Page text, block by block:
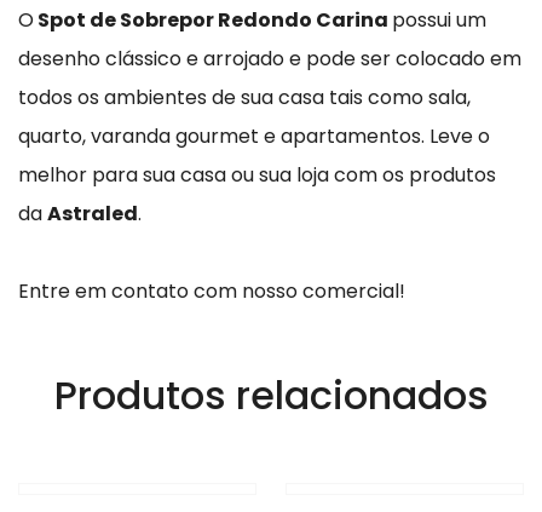
OSpot de Sobrepor Redondo Carina possui um
desenho clássico e arrojado e pode ser colocado em
todos os ambientes de sua casa tais como sala,
quarto, varanda gourmet e apartamentos. Leve o
melhor para sua casa ou sua loja com os produtos
daAstraled.
Entre em contato com nosso comercial!
Produtos relacionados